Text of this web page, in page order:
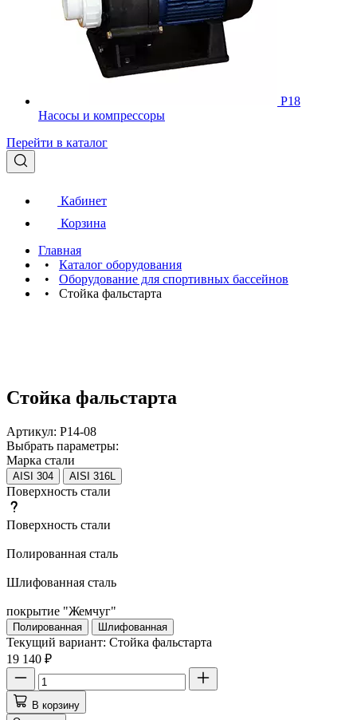
Р18
Насосы и компрессоры
Перейти в каталог
Кабинет
Корзина
Главная
• Каталог оборудования
• Оборудование для спортивных бассейнов
• Стойка фальстарта
Стойка фальстарта
Артикул: Р14-08
Выбрать параметры:
Марка стали
AISI 304 AISI 316L
Поверхность стали
Поверхность стали
Полированная сталь
Шлифованная сталь
покрытие "Жемчуг"
Полированная Шлифованная
Текущий вариант: Стойка фальстарта
19 140 ₽
В корзину